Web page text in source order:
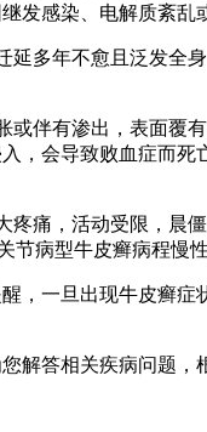
发感染、电解质紊乱
多年不愈且泛发全
伴有渗出，表面覆
，会导致败血症而
痛，活动受限，晨
病型牛皮癣病程慢
，一旦出现牛皮癣
解答相关疾病问题